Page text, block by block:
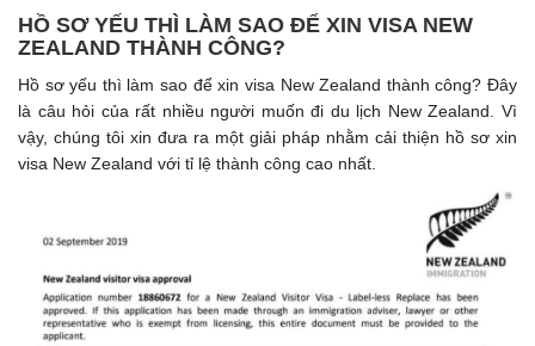
HỒ SƠ YẾU THÌ LÀM SAO ĐỂ XIN VISA NEW
ZEALAND THÀNH CÔNG?
Hồ sơ yếu thì làm sao để xin visa New Zealand thành công? Đây
là câu hỏi của rất nhiều người muốn đi du lịch New Zealand. Vì
vậy, chúng tôi xin đưa ra một giải pháp nhằm cải thiện hồ sơ xin
visa New Zealand với tỉ lệ thành công cao nhất.